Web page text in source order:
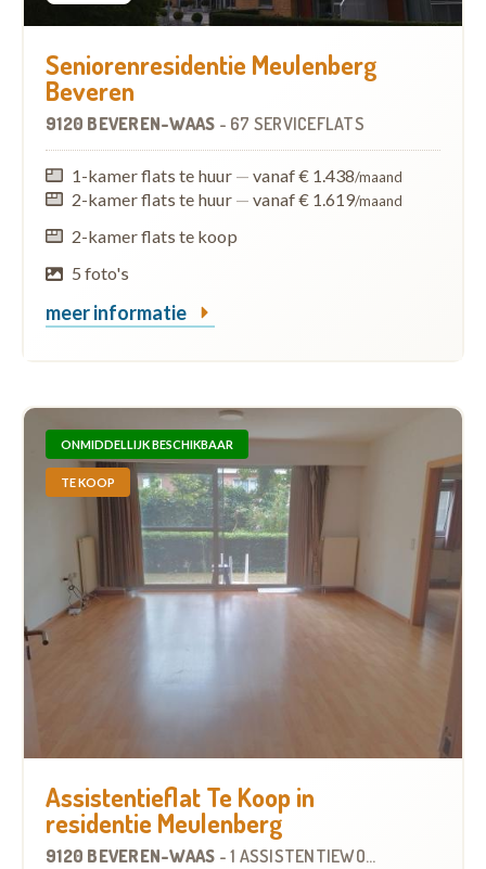
Seniorenresidentie Meulenberg
Beveren
9120 BEVEREN-WAAS - 67 SERVICEFLATS
1-kamer flats te huur — vanaf € 1.438/maand
2-kamer flats te huur — vanaf € 1.619/maand
2-kamer flats te koop
5 foto's
meer informatie
ONMIDDELLIJK BESCHIKBAAR
TE KOOP
Assistentieflat Te Koop in
residentie Meulenberg
9120 BEVEREN-WAAS - 1 ASSISTENTIEWONING